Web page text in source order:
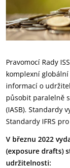
Pravomocí Rady
komplexní
informací o
působit paralelně
(IASB). Standardy
Standardy IFRS
V březnu 2022
(exposure drafts)
udržitelnosti: